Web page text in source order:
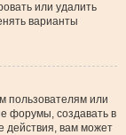
или удалить
варианты
пользователям или
форумы, создавать в
действия, вам может